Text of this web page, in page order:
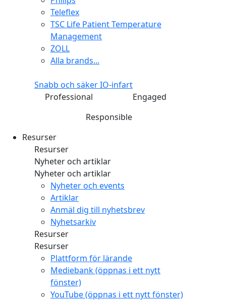
Teleflex
TSC Life Patient Temperature
Management
ZOLL
Alla brands...
Snabb och säker IO-infart
Professional
Engaged
Responsible
Resurser
Resurser
Nyheter och artiklar
Nyheter och artiklar
Nyheter och events
Artiklar
Anmäl dig till nyhetsbrev
Nyhetsarkiv
Resurser
Resurser
Plattform för lärande
Mediebank(öppnas i ett nytt
fönster)
YouTube(öppnas i ett nytt fönster)